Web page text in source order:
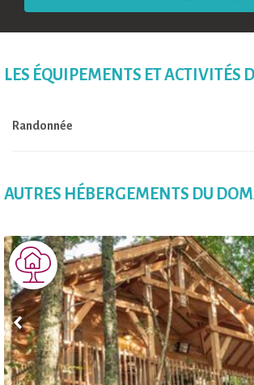
LES ÉQUIPEMENTS ET ACTIVITÉS
Randonnée
AUTRES HÉBERGEMENTS DU